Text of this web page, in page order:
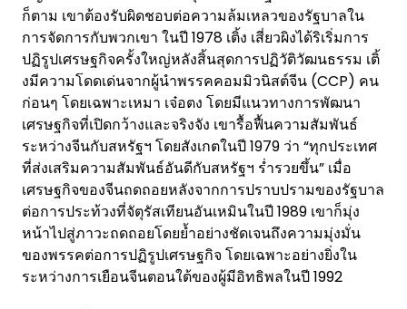
ก็ตาม เขาต้องรับผิดชอบต่อความล้มเหลวของรัฐบาลใน
การจัดการกับพวกเขา ในปี 1978 เติ้ง เสี่ยวผิงได้ริเริ่มการ
ปฏิรูปเศรษฐกิจครั้งใหญ่หลังสิ้นสุดการปฏิวัติวัฒนธรรม เติ้
งมีความโดดเด่นจากผู้นำพรรคคอมมิวนิสต์จีน (CCP) คน
ก่อนๆ โดยเฉพาะเหมา เจ๋อตง โดยมีแนวทางการพัฒนา
เศรษฐกิจที่เปิดกว้างและจริงจัง เขารื้อฟื้นความสัมพันธ์
ระหว่างจีนกับสหรัฐฯ โดยสังเกตในปี 1979 ว่า “ทุกประเทศ
ที่ส่งเสริมความสัมพันธ์อันดีกับสหรัฐฯ ร่ำรวยขึ้น” เมื่อ
เศรษฐกิจของจีนถดถอยหลังจากการปราบปรามของรัฐบาล
ต่อการประท้วงที่จัตุรัสเทียนอันเหมินในปี 1989 เขาก็มุ่ง
หน้าไปสู่ภาวะถดถอยโดยย้ำอย่างชัดเจนถึงความมุ่งมั่น
ของพรรคต่อการปฏิรูปเศรษฐกิจ โดยเฉพาะอย่างยิ่งใน
ระหว่างการเยือนจีนตอนใต้ของผู้มีอิทธิพลในปี 1992